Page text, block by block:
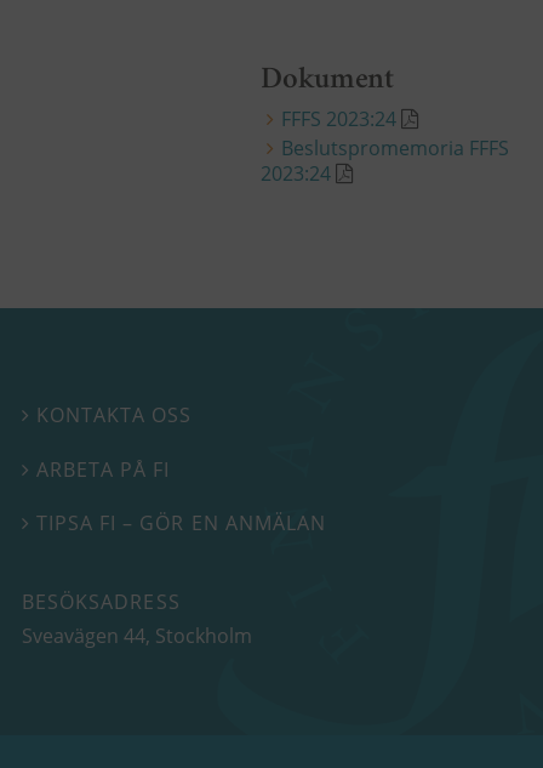
Dokument
FFFS 2023:24
Beslutspromemoria FFFS
2023:24
 KONTAKTA OSS
 ARBETA PÅ FI
TIPSA FI – GÖR EN ANMÄLAN
BESÖKSADRESS
Sveavägen 44, Stockholm